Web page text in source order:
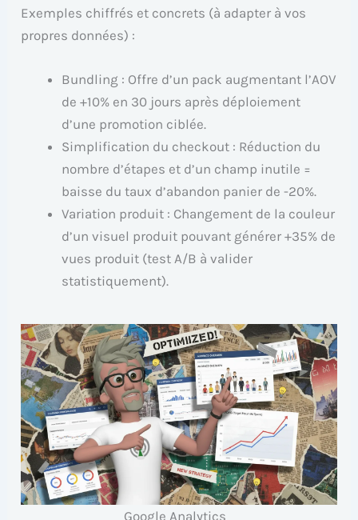
Exemples chiffrés et concrets (à adapter à vos
propres données) :
Bundling : Offre d’un pack augmentant l’AOV
de +10% en 30 jours après déploiement
d’une promotion ciblée.
Simplification du checkout : Réduction du
nombre d’étapes et d’un champ inutile =
baisse du taux d’abandon panier de -20%.
Variation produit : Changement de la couleur
d’un visuel produit pouvant générer +35% de
vues produit (test A/B à valider
statistiquement).
Google Analytics